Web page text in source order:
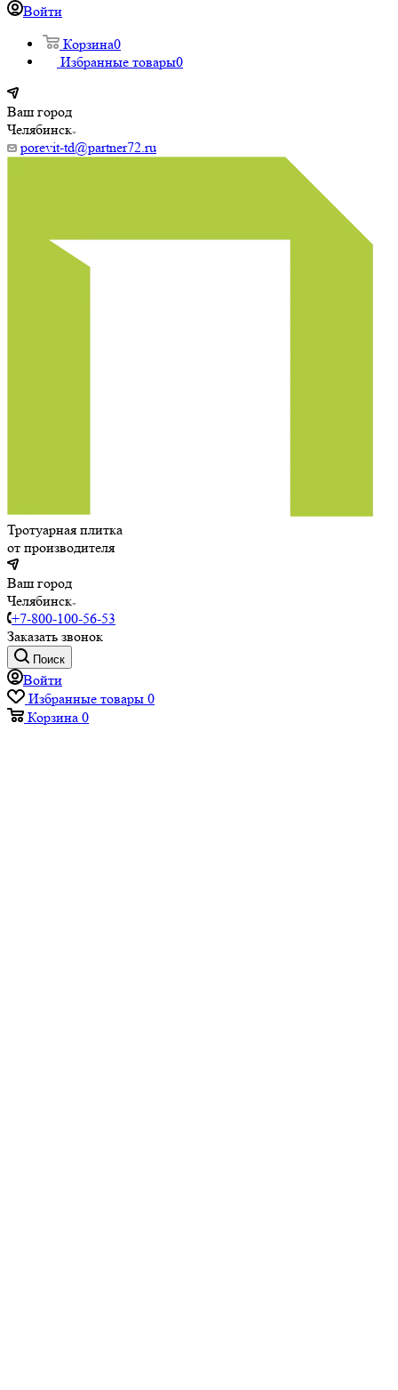
Войти
Корзина0
Избранные товары0
Ваш город
Челябинск
porevit-td@partner72.ru
Тротуарная плитка
от производителя
Ваш город
Челябинск
+7-800-100-56-53
Заказать звонок
Поиск
Войти
Избранные товары 0
Корзина 0